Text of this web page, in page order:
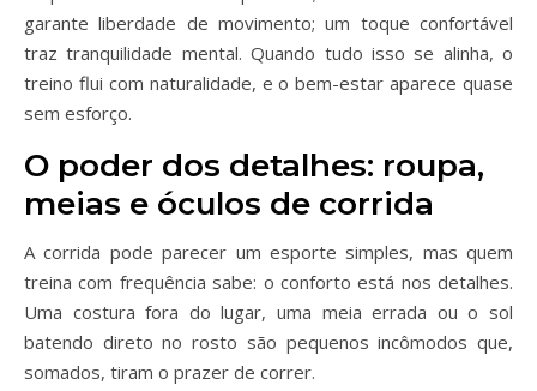
garante liberdade de movimento; um toque confortável
traz tranquilidade mental. Quando tudo isso se alinha, o
treino flui com naturalidade, e o bem-estar aparece quase
sem esforço.
O poder dos detalhes: roupa,
meias e óculos de corrida
A corrida pode parecer um esporte simples, mas quem
treina com frequência sabe: o conforto está nos detalhes.
Uma costura fora do lugar, uma meia errada ou o sol
batendo direto no rosto são pequenos incômodos que,
somados, tiram o prazer de correr.